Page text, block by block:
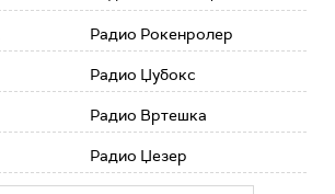
Радио Рокенролер
Радио Џубокс
Радио Вртешка
Радио Џезер